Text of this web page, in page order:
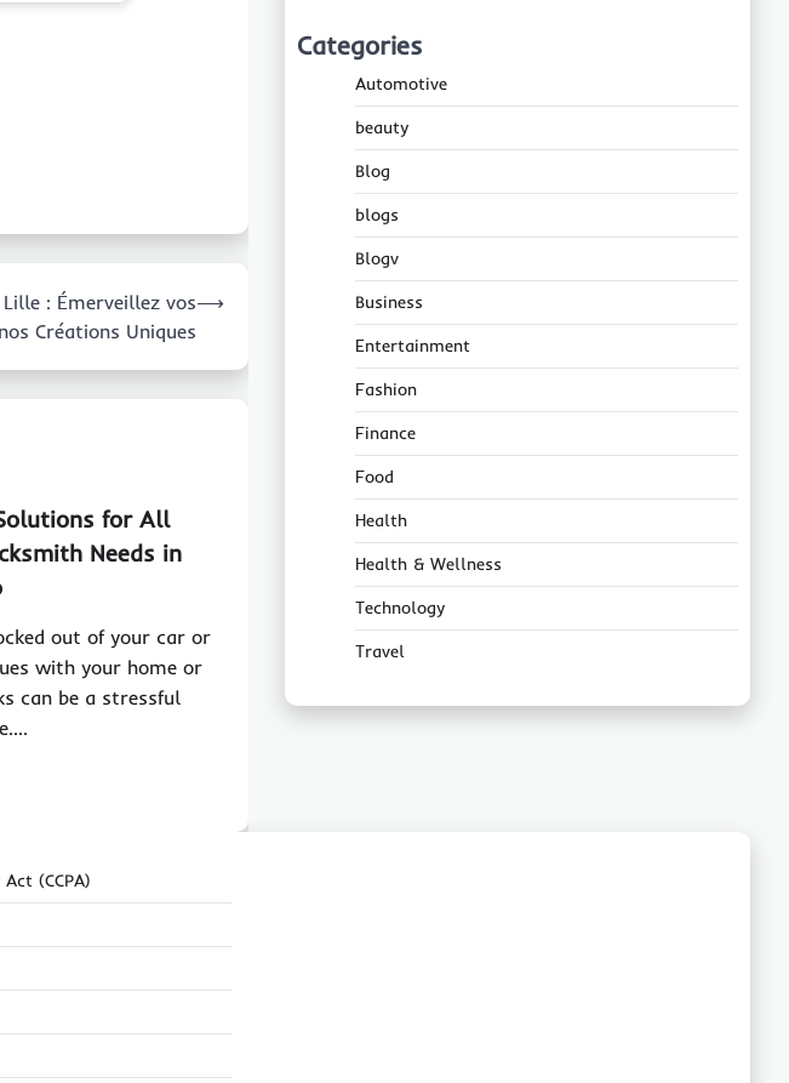
: Émerveillez vos
Créations Uniques
⟶
for All
Needs in
out of your car or
with your home or
can be a stressful
Categories
Automotive
beauty
Blog
blogs
Blogv
Business
Entertainment
Fashion
Finance
Food
Health
Health & Wellness
Technology
Travel
(CCPA)